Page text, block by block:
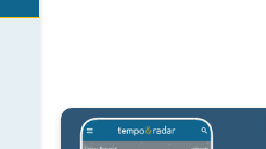
Alertas e avisos